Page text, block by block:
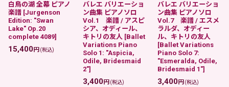
白鳥の湖 全幕 ピアノ
楽譜 [Jurgenson
Edition: "Swan
Lake" Op.20
complete 4089]
15,400円 (税込)
バレエ バリエーショ
ン曲集 ピアノソロ
Vol.1 楽譜 / アスピ
シア、オディール、
キトリの友人 [Ballet
Variations Piano
Solo 1: "Aspicia,
Odile, Bridesmaid
2"]
3,400円 (税込)
バレエ バリエーショ
ン曲集 ピアノソロ
Vol.7 楽譜 / エスメ
ラルダ、オディー
ル、キトリの友人
[Ballet Variations
Piano Solo 7:
"Esmeralda, Odile,
Bridesmaid 1"]
3,400円 (税込)